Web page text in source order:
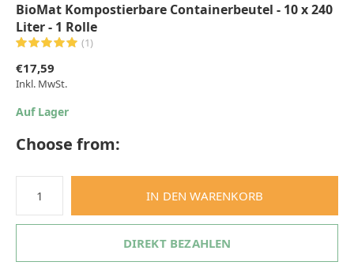
BioMat Kompostierbare Containerbeutel - 10 x 240
Liter - 1 Rolle
(1)
€17,59
Inkl. MwSt.
Auf Lager
Choose from:
IN DEN WARENKORB
DIREKT BEZAHLEN